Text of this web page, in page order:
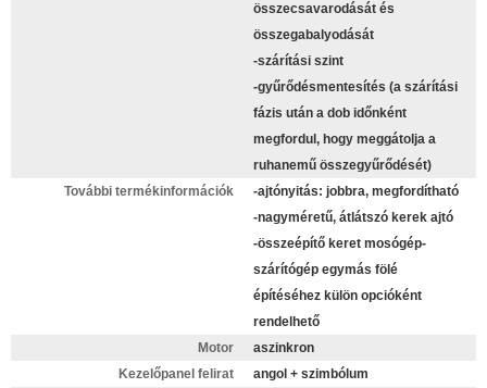
összecsavarodását és
összegabalyodását
-szárítási szint
-gyűrődésmentesítés (a szárítási
fázis után a dob időnként
megfordul, hogy meggátolja a
ruhanemű összegyűrődését)
További termékinformációk
-ajtónyitás: jobbra, megfordítható
-nagyméretű, átlátszó kerek ajtó
-összeépítő keret mosógép-
szárítógép egymás fölé
építéséhez külön opcióként
rendelhető
Motor
aszinkron
Kezelőpanel felirat
angol + szimbólum